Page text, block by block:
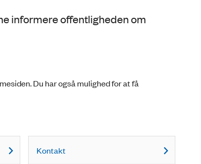
informere offentligheden om
Du har også mulighed for at få
Kontakt